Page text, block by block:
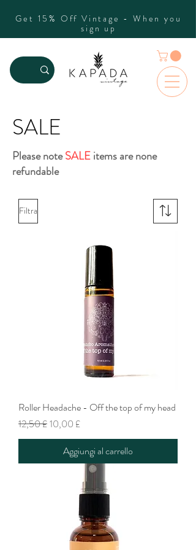
Get 15% Off Vintage - When you
sign up
SALE
Please noteSALEitems are none
refundable
Filtra
Roller Headache - Off the top of my head
Prezzo regolare
12,50 £Prezzo scontato
10,00 £
Aggiungi al carrello